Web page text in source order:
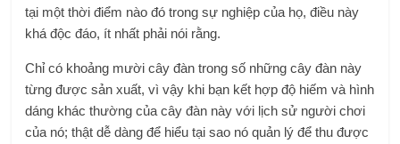
tại một thời điểm nào đó trong sự nghiệp của họ, điều này
khá độc đáo, ít nhất phải nói rằng.
Chỉ có khoảng mười cây đàn trong số những cây đàn này
từng được sản xuất, vì vậy khi bạn kết hợp độ hiếm và hình
dáng khác thường của cây đàn này với lịch sử người chơi
của nó; thật dễ dàng để hiểu tại sao nó quản lý để thu được